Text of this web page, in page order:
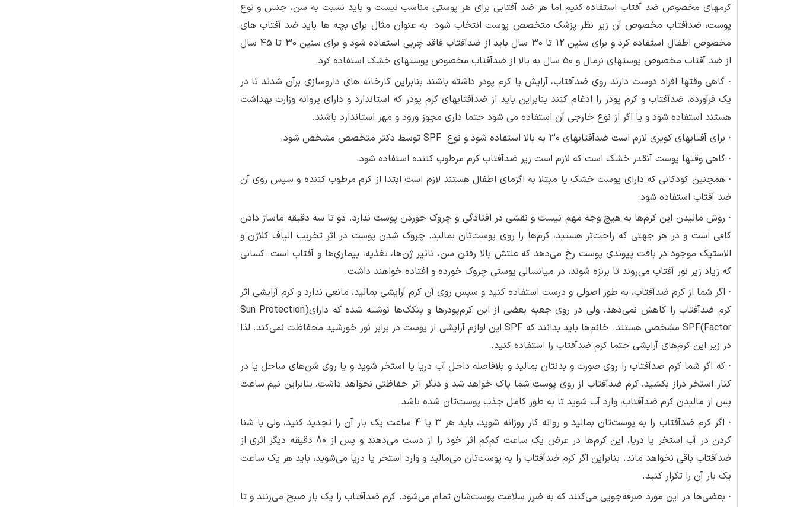
کرم­های مخصوص ضد آفتاب استفاده کنیم اما هر ضد آفتابی برای هر پوستی مناسب نیست و باید نسبت به سن، جنس و نوع
پوست، ضدآفتاب مخصوص آن زیر نظر پزشک متخصص پوست انتخاب شود. به عنوان مثال برای بچه ها باید ضد آفتاب های
مخصوص اطفال استفاده کرد و برای سنین 12 تا 30 سال باید از ضدآفتاب فاقد چربی استفاده شود و برای سنین 30 تا 45 سال
از ضد آفتاب مخصوص پوست­های نرمال و 50 سال به بالا از ضدآفتاب مخصوص پوست­های خشک استفاده کرد.
· گاهی وقتها افراد دوست دارند روی ضدآفتاب، آرایش یا کرم پودر داشته باشند بنابراین کارخانه های داروسازی برآن شدند تا در
یک فرآورده، ضدآفتاب و کرم پودر را ادغام کنند بنابراین باید از ضدآفتاب­های کرم پودر که استاندارد و دارای پروانه وزارت بهداشت
هستند استفاده شود و یا اگر از نوع خارجی آن استفاده می شود حتما داری مجوز ورود و مهر استاندارد باشند.
· برای آفتاب­های کویری لازم است ضدآفتاب­های 30 به بالا استفاده شود و نوع SPF توسط دکتر متخصص مشخص شود.
· گاهی وقتها پوست آنقدر خشک است که لازم است زیر ضدآفتاب کرم مرطوب کننده استفاده شود.
· همچنین کودکانی که دارای پوست خشک یا مبتلا به اگزمای اطفال هستند لازم است ابتدا از کرم مرطوب کننده و سپس روی آن
ضد آفتاب استفاده شود.
· روش مالیدن این کرم‌ها به هیچ وجه مهم نیست و نقشی در افتادگی و چروک خوردن پوست ندارد. دو تا سه دقیقه ماساژ دادن
کافی است و در هر جهتی که راحت‌تر هستید، کرم‌ها را روی پوست‌تان بمالید. چروک شدن پوست در اثر تخریب الیاف کلاژن و
الاستیک موجود در بافت پیوندی پوست رخ می‌دهد که علتش بالا رفتن سن، تاثیر ژن‌ها، تغذیه، بیماری‌ها و آفتاب است. کسانی
که زیاد زیر نور آفتاب می‌روند تا برنزه شوند، در میانسالی پوستی چروک خورده و افتاده خواهند داشت.
· اگر شما از کرم‌ ضدآفتاب، به طور اصولی و درست استفاده کنید و سپس روی آن کرم‌ آرایشی بمالید، مانعی ندارد و کرم آرایشی اثر
کرم ضدآفتاب را کاهش نمی‌دهد. ولی در روی جعبه بعضی از این کرم‌پودرها و پنکک‌ها نوشته شده که دارای(Sun Protection
Factor)SPF مشخصی هستند. خانم‌ها باید بدانند که SPF این لوازم آرایشی از پوست در برابر نور خورشید محفاظت نمی‌کند. لذا
در زیر این کرم‌های آرایشی حتما کرم ضدآفتاب را استفاده کنید.
· که اگر شما کرم ضدآفتاب را روی صورت و بدنتان بمالید و بلافاصله داخل آب دریا یا استخر شوید و یا روی شن‌های ساحل یا در
کنار استخر دراز بکشید، کرم ضدآفتاب از روی پوست شما پاک خواهد شد و دیگر اثر حفاظتی نخواهد داشت، بنابراین نیم ساعت
پس از مالیدن کرم ضدآفتاب، وارد آب شوید تا به طور کامل جذب پوست‌تان شده باشد.
· اگر کرم ضدآفتاب را به پوست‌تان بمالید و روانه کار روزانه شوید، باید هر 3 یا 4 ساعت یک بار آن را تجدید کنید، ولی با شنا
کردن در آب استخر یا دریا، این کرم‌ها در عرض یک ساعت کم‌کم اثر خود را از دست می‌دهند و پس از 80 دقیقه دیگر اثری از
ضدآفتاب باقی نخواهد ماند. بنابراین اگر کرم ضدآفتاب را به پوست‌تان می‌مالید و وارد استخر یا دریا می‌شوید، باید هر یک ساعت
یک بار آن را تکرار کنید.
· بعضی‌ها در این مورد صرفه‌جویی‌ می‌کنند که به ضرر سلامت پوست‌شان تمام می‌شود. کرم ضدآفتاب را یک بار صبح می‌زنند و تا